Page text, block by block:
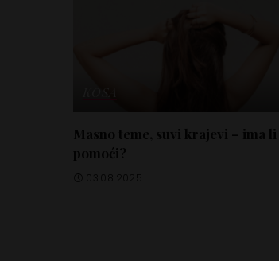
Masno teme, suvi krajevi – ima li
pomoći?